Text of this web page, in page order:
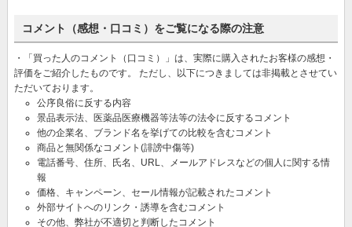
コメント（感想・口コミ）をご覧になる際の注意
・「買った人のコメント（口コミ）」は、実際に購入されたお客様の感想・
評価をご紹介したものです。 ただし、以下につきましては非掲載とさせてい
ただいております。
公序良俗に反する内容
景品表示法、医薬品医療機器等法等の法令に反するコメント
他の企業名、ブランド名を挙げての比較を含むコメント
商品と無関係なコメント(誹謗中傷等)
電話番号、住所、氏名、URL、メールアドレスなどの個人に関する情
報
価格、キャンペーン、セール情報が記載されたコメント
外部サイトへのリンク・誘導を含むコメント
その他、弊社が不適切と判断したコメント